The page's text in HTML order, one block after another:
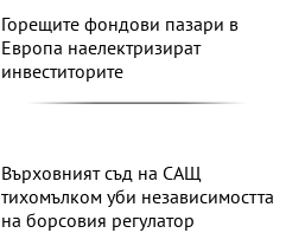
Горещите фондови пазари в
Европа наелектризират
инвеститорите
Върховният съд на САЩ
тихомълком уби независимостта
на борсовия регулатор